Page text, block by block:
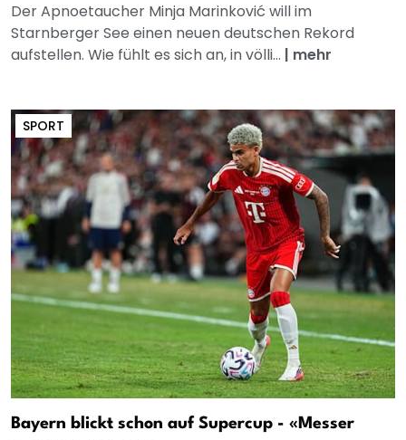
Der Apnoetaucher Minja Marinković will im
Starnberger See einen neuen deutschen Rekord
aufstellen. Wie fühlt es sich an, in völli... | mehr
SPORT
Bayern blickt schon auf Supercup - «Messer